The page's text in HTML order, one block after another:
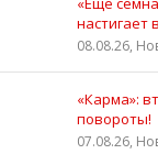
настигает
08.08.26,
«Карма»:
повороты!
07.08.26,